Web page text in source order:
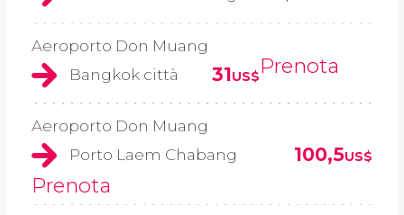
Aeroporto Don Muang
Bangkok città
31US$Prenota
Aeroporto Don Muang
Porto Laem Chabang
100,5US$
Prenota